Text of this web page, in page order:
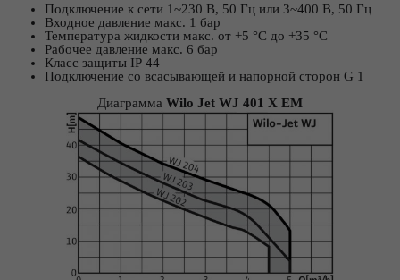
Подключение к сети 1~230 В, 50 Гц или 3~400 В, 50 Гц
Входное давление макс. 1 бар
Температура жидкости макс. от +5 °C до +35 °C
Рабочее давление макс. 6 бар
Класс защиты IP 44
Подключение со всасывающей и напорной сторон G 1
Диаграмма Wilo Jet WJ 401 X EM